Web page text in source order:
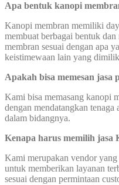
Apa bentuk kanopi
Kanopi membran memiliki
membuat berbagai bentuk
membran sesuai dengan apa
keistimewaan lain yang
Apakah bisa memesan jasa
Kami bisa memasang kanopi
dengan mendatangkan
dalam bidangnya.
Kenapa harus memilih jasa
Kami merupakan vendor
untuk memberikan layanan
sesuai dengan permintaan